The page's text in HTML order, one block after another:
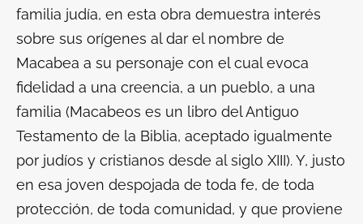
familia judía, en esta obra demuestra interés
sobre sus orígenes al dar el nombre de
Macabea a su personaje con el cual evoca
fidelidad a una creencia, a un pueblo, a una
familia (Macabeos es un libro del Antiguo
Testamento de la Biblia, aceptado igualmente
por judíos y cristianos desde al siglo XIII). Y, justo
en esa joven despojada de toda fe, de toda
protección, de toda comunidad, y que proviene